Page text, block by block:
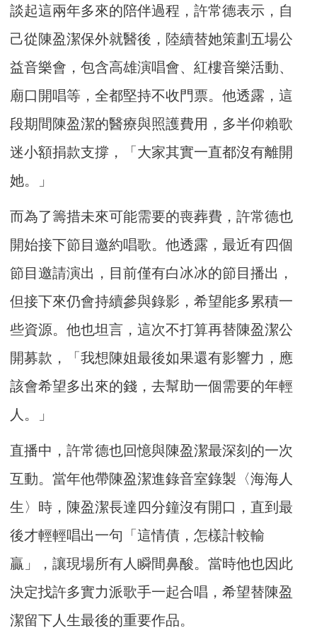
談起這兩年多來的陪伴過程，許常德表示，自
己從陳盈潔保外就醫後，陸續替她策劃五場公
益音樂會，包含高雄演唱會、紅樓音樂活動、
廟口開唱等，全都堅持不收門票。他透露，這
段期間陳盈潔的醫療與照護費用，多半仰賴歌
迷小額捐款支撐，「大家其實一直都沒有離開
她。」
而為了籌措未來可能需要的喪葬費，許常德也
開始接下節目邀約唱歌。他透露，最近有四個
節目邀請演出，目前僅有白冰冰的節目播出，
但接下來仍會持續參與錄影，希望能多累積一
些資源。他也坦言，這次不打算再替陳盈潔公
開募款，「我想陳姐最後如果還有影響力，應
該會希望多出來的錢，去幫助一個需要的年輕
人。」
直播中，許常德也回憶與陳盈潔最深刻的一次
互動。當年他帶陳盈潔進錄音室錄製〈海海人
生〉時，陳盈潔長達四分鐘沒有開口，直到最
後才輕輕唱出一句「這情債，怎樣計較輸
贏」，讓現場所有人瞬間鼻酸。當時他也因此
決定找許多實力派歌手一起合唱，希望替陳盈
潔留下人生最後的重要作品。